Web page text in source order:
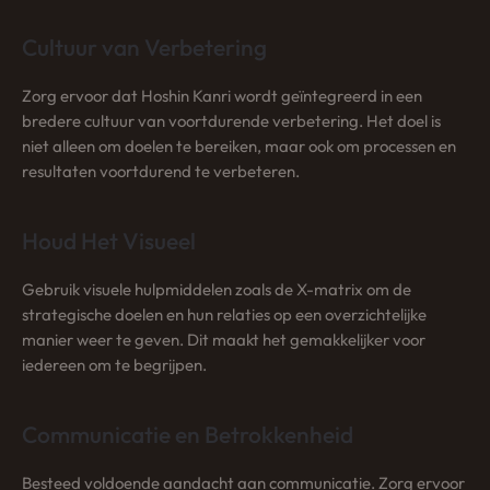
Cultuur van Verbetering
Zorg ervoor dat Hoshin Kanri wordt geïntegreerd in een
bredere cultuur van voortdurende verbetering. Het doel is
niet alleen om doelen te bereiken, maar ook om processen en
resultaten voortdurend te verbeteren.
Houd Het Visueel
Gebruik visuele hulpmiddelen zoals de X-matrix om de
strategische doelen en hun relaties op een overzichtelijke
manier weer te geven. Dit maakt het gemakkelijker voor
iedereen om te begrijpen.
Communicatie en Betrokkenheid
Besteed voldoende aandacht aan communicatie. Zorg ervoor